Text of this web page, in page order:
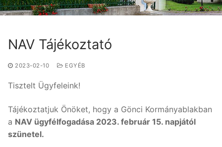
NAV Tájékoztató
2023-02-10 EGYÉB
Tisztelt Ügyfeleink!
Tájékoztatjuk Önöket, hogy a Gönci Kormányablakban
a NAV ügyfélfogadása 2023. február 15. napjától
szünetel.